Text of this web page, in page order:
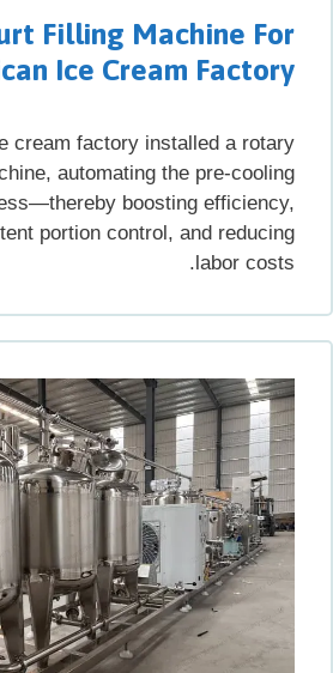
Filling Machine For
Ice Cream Factory
cream factory installed a rotary
automating the pre-cooling
boosting efficiency,
portion control, and reducing
labor costs.